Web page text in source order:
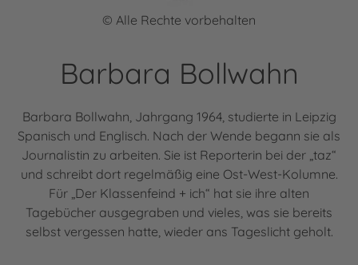
© Alle Rechte vorbehalten
Barbara Bollwahn
Barbara Bollwahn, Jahrgang 1964, studierte in Leipzig
Spanisch und Englisch. Nach der Wende begann sie als
Journalistin zu arbeiten. Sie ist Reporterin bei der „taz“
und schreibt dort regelmäßig eine Ost-West-Kolumne.
Für „Der Klassenfeind + ich“ hat sie ihre alten
Tagebücher ausgegraben und vieles, was sie bereits
selbst vergessen hatte, wieder ans Tageslicht geholt.